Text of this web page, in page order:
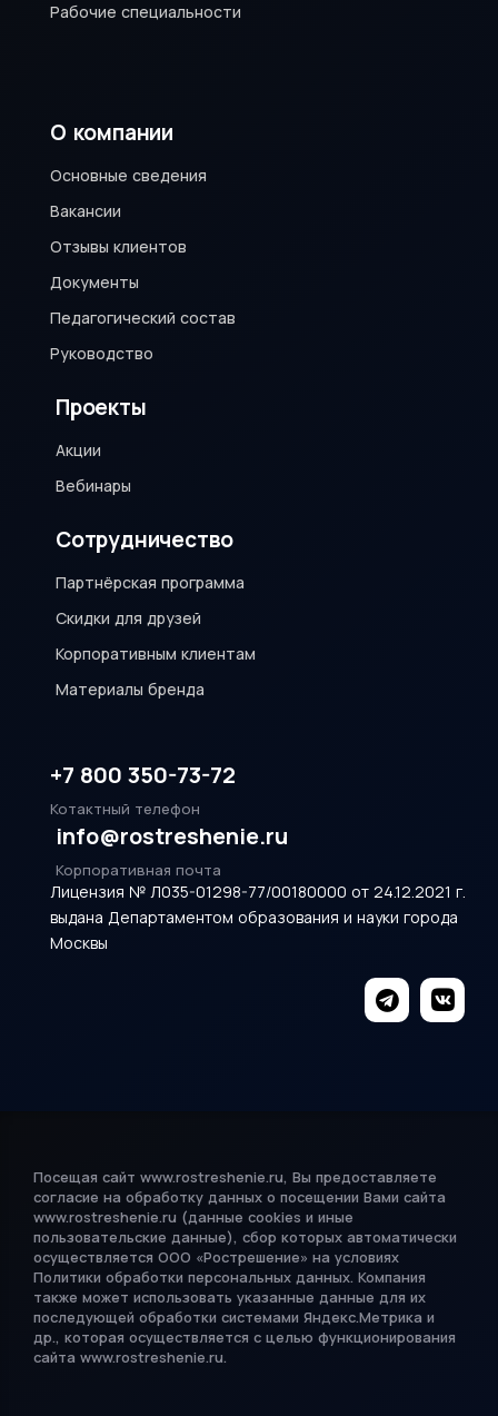
Рабочие специальности
О компании
Основные сведения
Вакансии
Отзывы клиентов
Документы
Педагогический состав
Руководство
Проекты
Акции
Вебинары
Сотрудничество
Партнёрская программа
Скидки для друзей
Корпоративным клиентам
Материалы бренда
+7 800 350-73-72
Котактный телефон
info@rostreshenie.ru
Корпоративная почта
Лицензия № Л035-01298-77/00180000 от 24.12.2021 г.
выдана Департаментом образования и науки города
Москвы
Посещая сайт www.rostreshenie.ru, Вы предоставляете
согласие на обработку данных о посещении Вами сайта
www.rostreshenie.ru (данные cookies и иные
пользовательские данные), сбор которых автоматически
осуществляется ООО «Рострешение» на условиях
Политики обработки персональных данных. Компания
также может использовать указанные данные для их
последующей обработки системами Яндекс.Метрика и
др., которая осуществляется с целью функционирования
сайта www.rostreshenie.ru.